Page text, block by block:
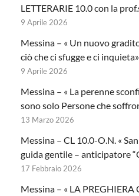
LETTERARIE 10.0 con la
9 Aprile 2026
Messina – « Un nuovo
ciò che ci sfugge e ci inquieta»
9 Aprile 2026
Messina – « La perenne
sono solo Persone che
13 Marzo 2026
Messina – CL 10.0-O.N. «
guida gentile – anticipatore
17 Febbraio 2026
Messina – « LA